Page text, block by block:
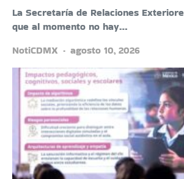
La Secretaría de Relaciones
que al momento no hay…
NotiCDMX
agosto 10, 2026